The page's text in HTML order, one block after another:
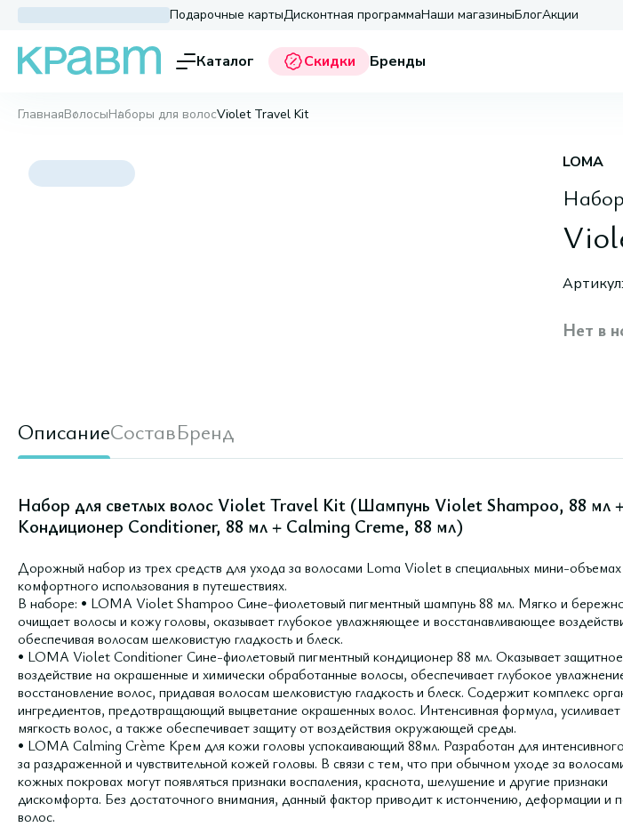
Подарочные картыДисконтная программаНаши магазиныБлогАкции
Каталог Скидки Бренды
ГлавнаяВолосыНаборы для волосViolet Travel Kit
LOMA
Артикул:
Нет в
ОписаниеСоставБренд
Набор для светлых волос Violet Travel Kit (Шампунь Violet Shampoo, 88 мл
Кондиционер Conditioner, 88 мл + Calming Creme, 88 мл)
Дорожный набор из трех средств для ухода за волосами Loma Violet в специальных мини-объемах
комфортного использования в путешествиях.
В наборе: • LOMA Violet Shampoo Сине-фиолетовый пигментный шампунь 88 мл. Мягко и
очищает волосы и кожу головы, оказывает глубокое увлажняющее и восстанавливающее
обеспечивая волосам шелковистую гладкость и блеск.
• LOMA Violet Conditioner Сине-фиолетовый пигментный кондиционер 88 мл. Оказывает защитное
воздействие на окрашенные и химически обработанные волосы, обеспечивает глубокое
восстановление волос, придавая волосам шелковистую гладкость и блеск. Содержит комплекс
ингредиентов, предотвращающий выцветание окрашенных волос. Интенсивная формула, усиливает
мягкость волос, а также обеспечивает защиту от воздействия окружающей среды.
• LOMA Calming Crème Крем для кожи головы успокаивающий 88мл. Разработан для
за раздраженной и чувствительной кожей головы. В связи с тем, что при обычном уходе за
кожных покровах могут появляться признаки воспаления, краснота, шелушение и другие признаки
дискомфорта. Без достаточного внимания, данный фактор приводит к истончению, деформации и
волос.